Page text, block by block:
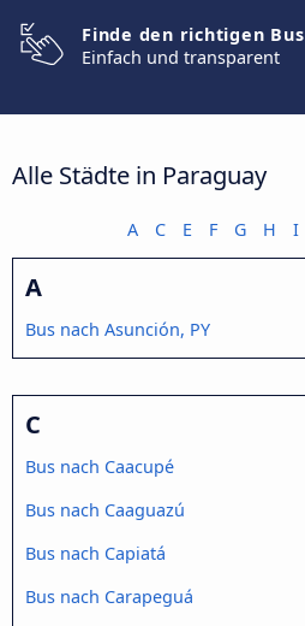
Finde den richtigen Bus
Einfach und transparent
Alle Städte in Paraguay
A C E F G H I
A
Bus nach Asunción, PY
C
Bus nach Caacupé
Bus nach Caaguazú
Bus nach Capiatá
Bus nach Carapeguá